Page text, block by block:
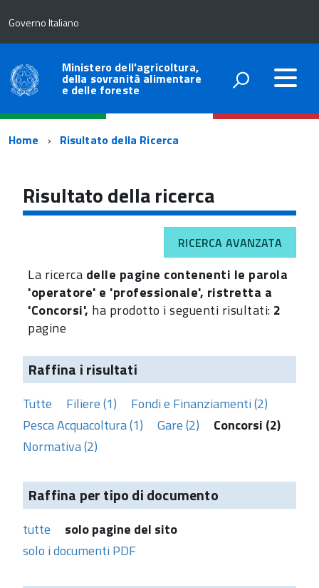
Governo Italiano
Ministero dell'agricoltura,
della sovranità alimentare
e delle foreste
Percorso
navigazione
Home Risultato della Ricerca
Risultato della ricerca
RICERCA AVANZATA
La ricerca delle pagine contenenti le parola
'operatore' e 'professionale', ristretta a
'Concorsi', ha prodotto i seguenti risultati: 2
pagine
Raffina i risultati
Tutte Filiere (1)
Fondi e Finanziamenti (2)
Pesca Acquacoltura (1)
Gare (2)
Concorsi (2)
Normativa (2)
Raffina per tipo di documento
tutte
solo pagine del sito
solo i documenti PDF